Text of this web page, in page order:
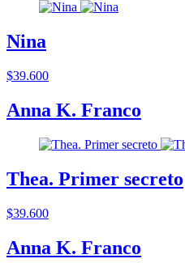
Nina
$39.600
Anna K. Franco
Thea. Primer secreto
$39.600
Anna K. Franco